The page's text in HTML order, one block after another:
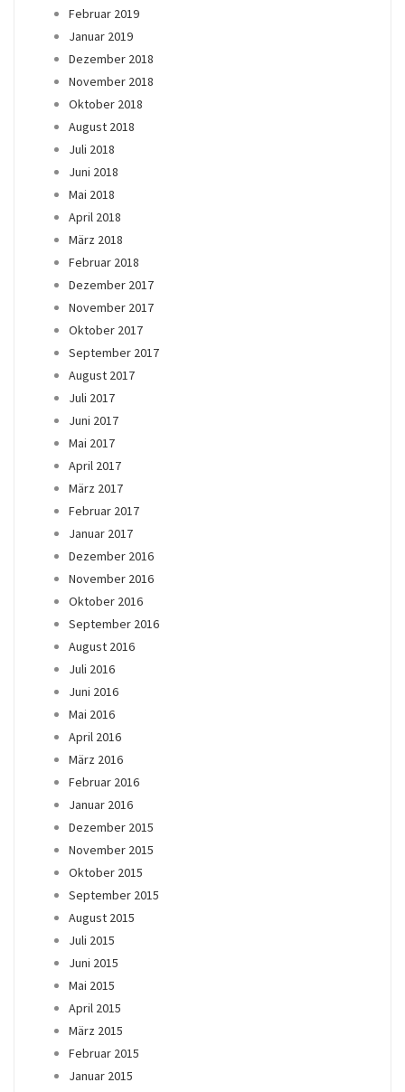
Februar 2019
Januar 2019
Dezember 2018
November 2018
Oktober 2018
August 2018
Juli 2018
Juni 2018
Mai 2018
April 2018
März 2018
Februar 2018
Dezember 2017
November 2017
Oktober 2017
September 2017
August 2017
Juli 2017
Juni 2017
Mai 2017
April 2017
März 2017
Februar 2017
Januar 2017
Dezember 2016
November 2016
Oktober 2016
September 2016
August 2016
Juli 2016
Juni 2016
Mai 2016
April 2016
März 2016
Februar 2016
Januar 2016
Dezember 2015
November 2015
Oktober 2015
September 2015
August 2015
Juli 2015
Juni 2015
Mai 2015
April 2015
März 2015
Februar 2015
Januar 2015